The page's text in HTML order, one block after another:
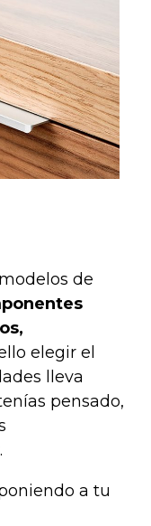
de
elegir el
lleva
pensado,
a tu